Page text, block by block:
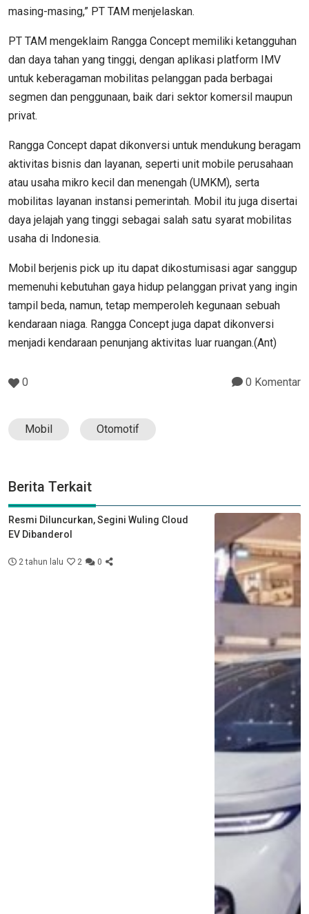
masing-masing,” PT TAM menjelaskan.
PT TAM mengeklaim Rangga Concept memiliki ketangguhan
dan daya tahan yang tinggi, dengan aplikasi platform IMV
untuk keberagaman mobilitas pelanggan pada berbagai
segmen dan penggunaan, baik dari sektor komersil maupun
privat.
Rangga Concept dapat dikonversi untuk mendukung beragam
aktivitas bisnis dan layanan, seperti unit mobile perusahaan
atau usaha mikro kecil dan menengah (UMKM), serta
mobilitas layanan instansi pemerintah. Mobil itu juga disertai
daya jelajah yang tinggi sebagai salah satu syarat mobilitas
usaha di Indonesia.
Mobil berjenis pick up itu dapat dikostumisasi agar sanggup
memenuhi kebutuhan gaya hidup pelanggan privat yang ingin
tampil beda, namun, tetap memperoleh kegunaan sebuah
kendaraan niaga. Rangga Concept juga dapat dikonversi
menjadi kendaraan penunjang aktivitas luar ruangan.(Ant)
0 0 Komentar
Mobil Otomotif
Berita Terkait
Resmi Diluncurkan, Segini Wuling Cloud
EV Dibanderol
2 tahun lalu 2 0